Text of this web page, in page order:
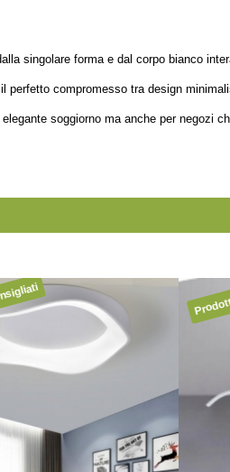
singolare forma e dal corpo bianco
il perfetto compromesso tra design
elegante soggiorno ma anche per negozi